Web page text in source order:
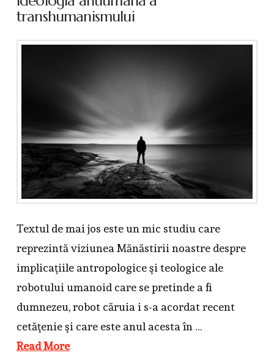
transhumanismului
Textul de mai jos este un mic studiu care
reprezintă viziunea Mănăstirii noastre despre
implicaţiile antropologice şi teologice ale
robotului umanoid care se pretinde a fi
dumnezeu, robot căruia i s-a acordat recent
cetăţenie şi care este anul acesta în …
Read More